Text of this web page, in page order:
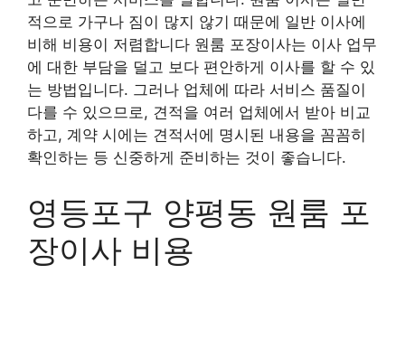
적으로 가구나 짐이 많지 않기 때문에 일반 이사에
비해 비용이 저렴합니다 원룸 포장이사는 이사 업무
에 대한 부담을 덜고 보다 편안하게 이사를 할 수 있
는 방법입니다. 그러나 업체에 따라 서비스 품질이
다를 수 있으므로, 견적을 여러 업체에서 받아 비교
하고, 계약 시에는 견적서에 명시된 내용을 꼼꼼히
확인하는 등 신중하게 준비하는 것이 좋습니다.
영등포구 양평동 원룸 포
장이사 비용